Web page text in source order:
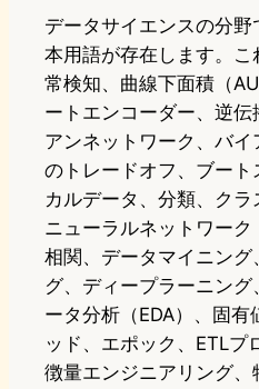
データサイエンスの分
本用語が存在します。
常検知、曲線下面積（
ートエンコーダー、逆
アンネットワーク、バ
のトレードオフ、ブート
カルデータ、分類、ク
ニューラルネットワーク
相関、データマイニン
グ、ディープラーニン
ータ分析（EDA）、固
ッド、エポック、ETLプ
徴量エンジニアリング